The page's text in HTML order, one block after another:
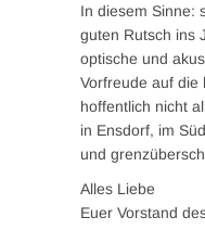
In diesem Sinne:
guten Rutsch ins
optische und
Vorfreude auf die
hoffentlich nicht
in Ensdorf, im
und
Alles Liebe
Euer Vorstand